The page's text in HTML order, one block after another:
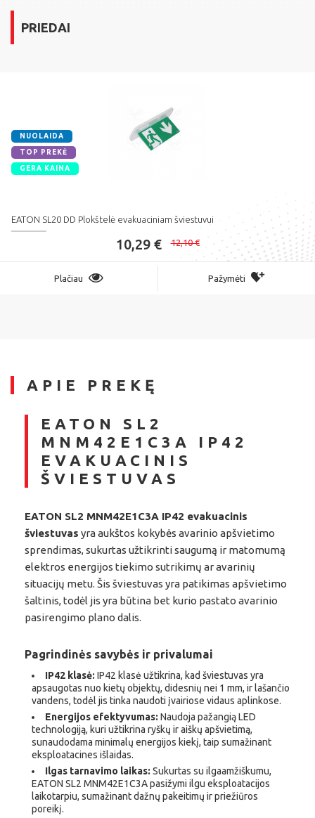
PRIEDAI
NUOLAIDA
TOP PREKĖ
GERA KAINA
EATON SL20 DD Plokštelė evakuaciniam šviestuvui
10,29 € 12,10 €
Plačiau Pažymėti
APIE PREKĘ
EATON SL2
MNM42E1C3A IP42
EVAKUACINIS
ŠVIESTUVAS
EATON SL2 MNM42E1C3A IP42 evakuacinis
šviestuvas yra aukštos kokybės avarinio apšvietimo
sprendimas, sukurtas užtikrinti saugumą ir matomumą
elektros energijos tiekimo sutrikimų ar avarinių
situacijų metu. Šis šviestuvas yra patikimas apšvietimo
šaltinis, todėl jis yra būtina bet kurio pastato avarinio
pasirengimo plano dalis.
Pagrindinės savybės ir privalumai
IP42 klasė: IP42 klasė užtikrina, kad šviestuvas yra
apsaugotas nuo kietų objektų, didesnių nei 1 mm, ir lašančio
vandens, todėl jis tinka naudoti įvairiose vidaus aplinkose.
Energijos efektyvumas: Naudoja pažangią LED
technologiją, kuri užtikrina ryškų ir aiškų apšvietimą,
sunaudodama minimalų energijos kiekį, taip sumažinant
eksploatacines išlaidas.
Ilgas tarnavimo laikas: Sukurtas su ilgaamžiškumu,
EATON SL2 MNM42E1C3A pasižymi ilgu eksploatacijos
laikotarpiu, sumažinant dažnų pakeitimų ir priežiūros
poreikį.